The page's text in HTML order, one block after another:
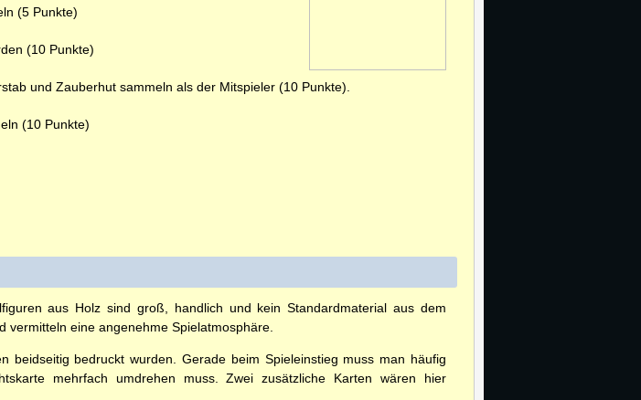
(5 Punkte)
(10 Punkte)
und Zauberhut sammeln als der Mitspieler (10 Punkte).
(10 Punkte)
aus Holz sind groß, handlich und kein Standardmaterial aus dem
eine angenehme Spielatmosphäre.
beidseitig bedruckt wurden. Gerade beim Spieleinstieg muss man häufig
mehrfach umdrehen muss. Zwei zusätzliche Karten wären hier